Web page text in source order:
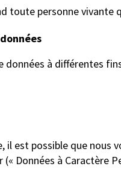
toute personne
données à différentes
il est possible que
Données à Caractère